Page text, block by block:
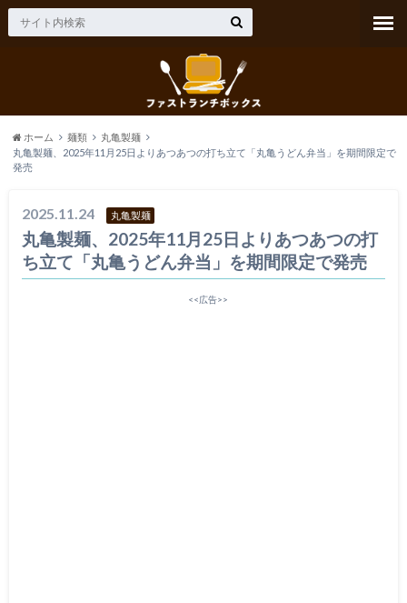
ホーム 麺類
丸亀製麺
丸亀製麺、2025年11月25日よりあつあつの打ち立て「丸亀うどん弁当」を期間限定で
発売
2025.11.24 丸亀製麺
丸亀製麺、2025年11月25日よりあつあつの打
ち立て「丸亀うどん弁当」を期間限定で発売
<<広告>>